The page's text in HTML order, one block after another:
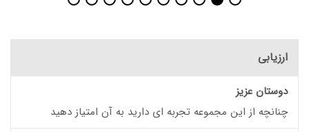
ارزیابی
دوستان عزیز
چنانچه از این مجموعه تجربه ای دارید به آن امتیاز دهید